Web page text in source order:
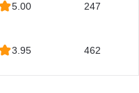
5.00 247
3.95 462